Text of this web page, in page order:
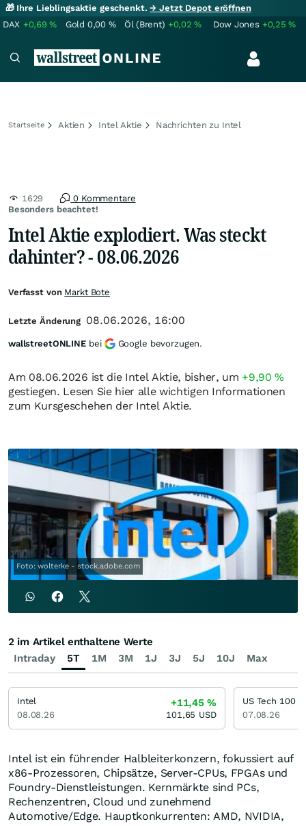
🎁 Ihre Lieblingsaktie geschenkt.→ Jetzt Depot eröffnen
DAX +0,69% Gold 0,00 % Öl (Brent) +0,02% Dow Jones +0,25%
Startseite Aktien Intel Aktie Nachrichten zu Intel
Besonders beachtet!
1629 0 Kommentare
Intel Aktie explodiert. Was steckt
dahinter? - 08.06.2026
Am 08.06.2026 ist die Intel Aktie, bisher, um +9,90%
gestiegen. Lesen Sie hier alle wichtigen Informationen
zum Kursgeschehen der Intel Aktie.
Foto: wolterke - stock.adobe.com
Intel ist ein führender Halbleiterkonzern, fokussiert auf
x86-Prozessoren, Chipsätze, Server-CPUs, FPGAs und
Foundry-Dienstleistungen. Kernmärkte sind PCs,
Rechenzentren, Cloud und zunehmend
Automotive/Edge. Hauptkonkurrenten: AMD, NVIDIA,
Verfasst von Markt Bote
Letzte Änderung 08.06.2026, 16:00
wallstreetONLINE bei Google bevorzugen.
Intraday 5T 1M 3M 1J 3J 5J 10J Max
2 im Artikel enthaltene Werte
Intel
08.08.26
+11,45%
101,65 USD
US Tech 100
07.08.26